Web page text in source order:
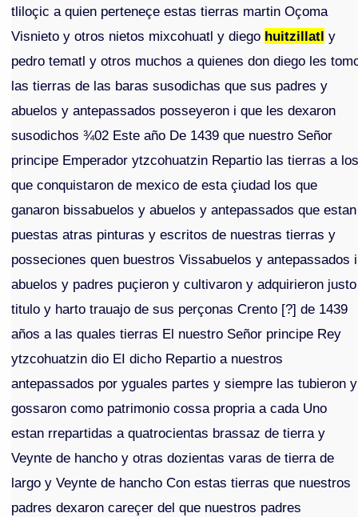
tliloçic a quien perteneçe estas tierras martin Oçoma
Visnieto y otros nietos mixcohuatl y diego huitzillatl y
pedro tematl y otros muchos a quienes don diego les
las tierras de las baras susodichas que sus padres y
abuelos y antepassados posseyeron i que les dexaron
susodichos ¾02 Este año De 1439 que nuestro Señor
principe Emperador ytzcohuatzin Repartio las tierras a
que conquistaron de mexico de esta çiudad los que
ganaron bissabuelos y abuelos y antepassados que estan
puestas atras pinturas y escritos de nuestras tierras y
posseciones quen buestros Vissabuelos y antepassados i
abuelos y padres puçieron y cultivaron y adquirieron justo
titulo y harto trauajo de sus perçonas Crento [?] de 1439
años a las quales tierras El nuestro Señor principe Rey
ytzcohuatzin dio EI dicho Repartio a nuestros
antepassados por yguales partes y siempre las tubieron y
gossaron como patrimonio cossa propria a cada Uno
estan rrepartidas a quatrocientas brassaz de tierra y
Veynte de hancho y otras dozientas varas de tierra de
largo y Veynte de hancho Con estas tierras que nuestros
padres dexaron careçer del que nuestros padres